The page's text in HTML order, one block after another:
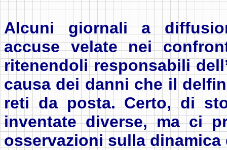
Alcuni giornali a
accuse velate nei
ritenendoli responsabili
causa dei danni che il
reti da posta. Certo, di
inventate diverse, ma ci
osservazioni sulla dinamica